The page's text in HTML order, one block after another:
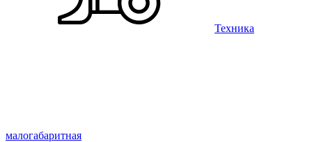
Техника
малогабаритная